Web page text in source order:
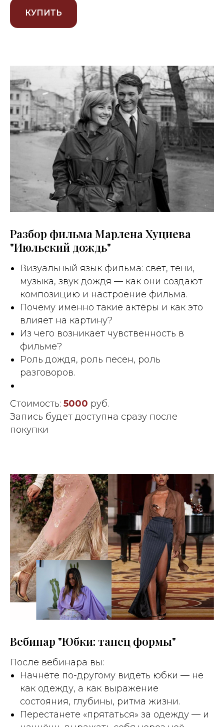
КУПИТЬ
Разбор фильма Марлена Хуциева
"Июльский дождь"
Визуальный язык фильма: свет, тени,
музыка, звук дождя — как они создают
композицию и настроение фильма.
Почему именно такие актёры и как это
влияет на картину?
Из чего возникает чувственность в
фильме?
Роль дождя, роль песен, роль
разговоров.
Стоимость: 5000 руб.
Запись будет доступна сразу после
покупки
Вебинар "Юбки: танец формы"
После вебинара вы:
Начнёте по-другому видеть юбки — не
как одежду, а как выражение
состояния, глубины, ритма жизни.
Перестанете «прятаться» за одежду — и